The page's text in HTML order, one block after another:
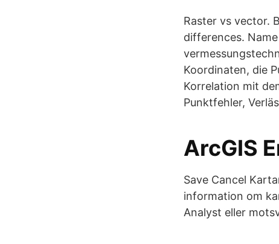
Raster vs vector.
differences.
Koordinaten, die
Korrelation mit
Punktfehler,
ArcGIS
Save Cancel
information om
Analyst eller